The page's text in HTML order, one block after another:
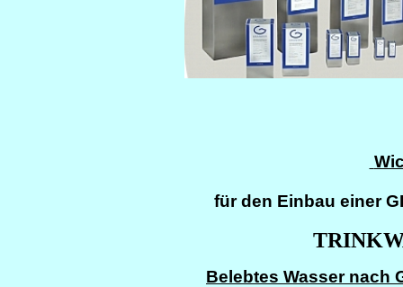
für den Einbau einer
Belebtes Wasser nach